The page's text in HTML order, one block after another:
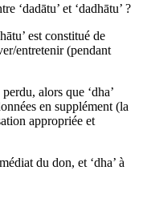
‘dadātu’ et ‘dadhātu’ ?
est constitué de
entretenir (pendant
alors que ‘dha’
en supplément (la
appropriée et
du don, et ‘dha’ à